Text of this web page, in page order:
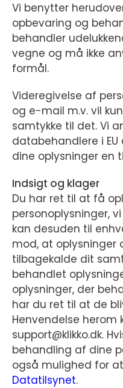
Vi benytter
opbevaring og
behandler
vegne og må ikke
formål.
Videregivelse af
og e-mail m.v. vil
samtykke til det. Vi
databehandlere i
dine oplysninger en
Indsigt og klager
Du har ret til at få
personoplysninger,
kan desuden til
mod, at oplysninger
tilbagekalde dit
behandlet
oplysninger, der
har du ret til at de
Henvendelse herom
support@klikko.dk.
behandling af dine
også mulighed for
Datatilsynet.